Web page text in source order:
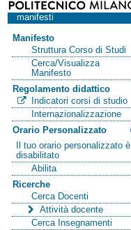
manifesti
Manifesto
Struttura Corso di Studi
Cerca/Visualizza
Manifesto
Regolamento didattico
Indicatori corsi di studio
Internazionalizzazione
Orario Personalizzato
Il tuo orario personalizzato è
disabilitato
Abilita
Ricerche
Cerca Docenti
Attività docente
Cerca Insegnamenti